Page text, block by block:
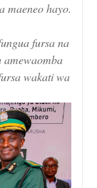
maeneo hayo.
fursa na
wakati wa